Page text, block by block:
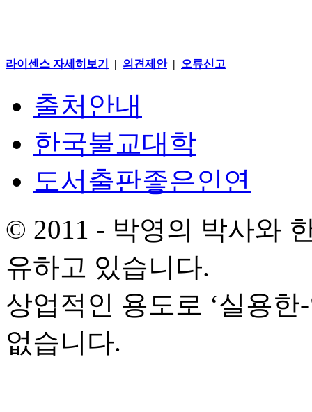
라이센스 자세히보기 | 의견제안| 오류신고
출처안내
한국불교대학
도서출판좋은인연
© 2011 - 박영의 박사와
유하고 있습니다.
상업적인 용도로 ‘실용
없습니다.